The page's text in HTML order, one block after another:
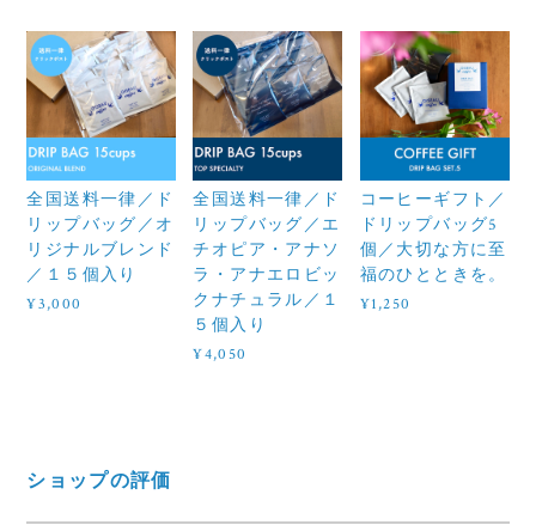
全国送料一律／ド
リップバッグ／オ
リジナルブレンド
／１５個入り
¥3,000
全国送料一律／ド
リップバッグ／エ
チオピア・アナソ
ラ・アナエロビッ
クナチュラル／１
５個入り
¥4,050
コーヒーギフト／
ドリップバッグ5
個／大切な方に至
福のひとときを。
¥1,250
ショップの評価